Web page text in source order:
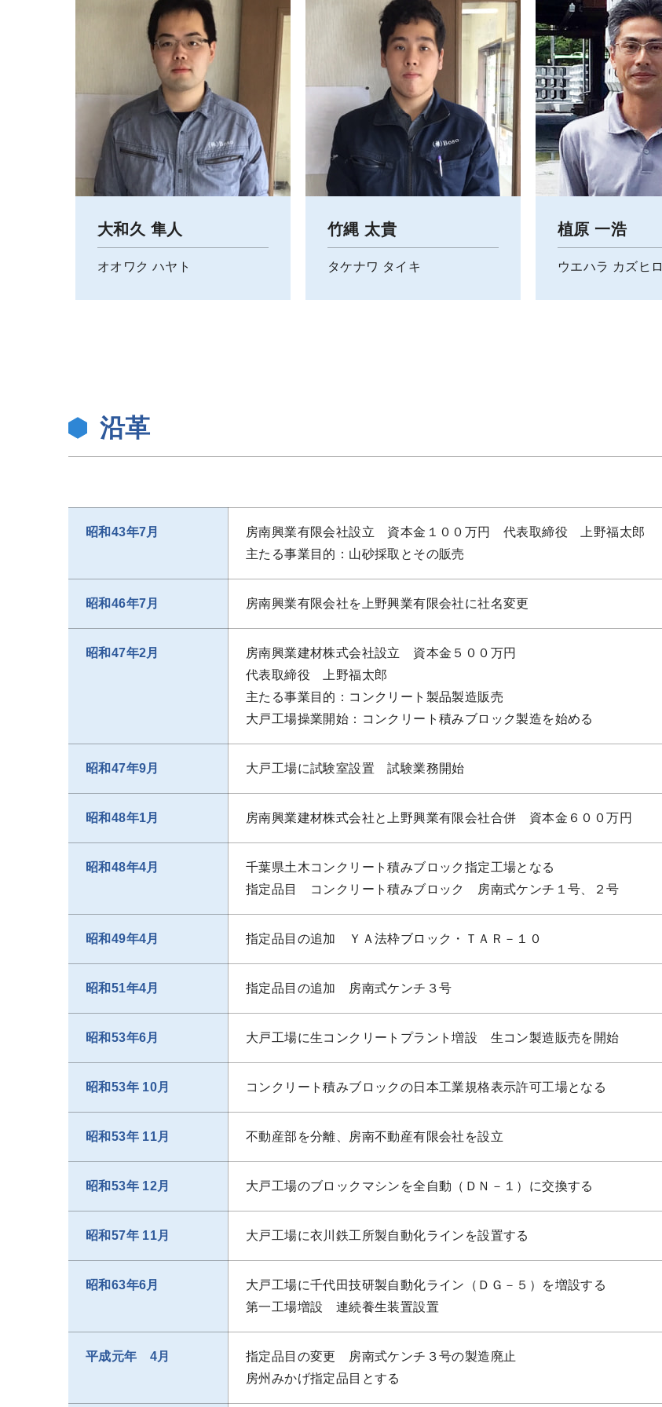
大和久 隼人
オオワク ハヤト
竹縄 太貴
タケナワ タイキ
植原 一浩
ウエハラ カズヒロ
沿革
昭和43年7月
房南興業有限会社設立 資本金１００万円 代表取締役 上野福太郎
主たる事業目的：山砂採取とその販売
昭和46年7月 房南興業有限会社を上野興業有限会社に社名変更
昭和47年2月
房南興業建材株式会社設立 資本金５００万円
代表取締役 上野福太郎
主たる事業目的：コンクリート製品製造販売
大戸工場操業開始：コンクリート積みブロック製造を始める
昭和47年9月 大戸工場に試験室設置 試験業務開始
昭和48年1月 房南興業建材株式会社と上野興業有限会社合併 資本金６００万円
昭和48年4月
千葉県土木コンクリート積みブロック指定工場となる
指定品目 コンクリート積みブロック 房南式ケンチ１号、２号
昭和49年4月 指定品目の追加 ＹＡ法枠ブロック・ＴＡＲ－１０
昭和51年4月 指定品目の追加 房南式ケンチ３号
昭和53年6月 大戸工場に生コンクリートプラント増設 生コン製造販売を開始
昭和53年 10月 コンクリート積みブロックの日本工業規格表示許可工場となる
昭和53年 11月 不動産部を分離、房南不動産有限会社を設立
昭和53年 12月 大戸工場のブロックマシンを全自動（ＤＮ－１）に交換する
昭和57年 11月 大戸工場に衣川鉄工所製自動化ラインを設置する
昭和63年6月
大戸工場に千代田技研製自動化ライン（ＤＧ－５）を増設する
第一工場増設 連続養生装置設置
平成元年 4月
指定品目の変更 房南式ケンチ３号の製造廃止
房州みかげ指定品目とする